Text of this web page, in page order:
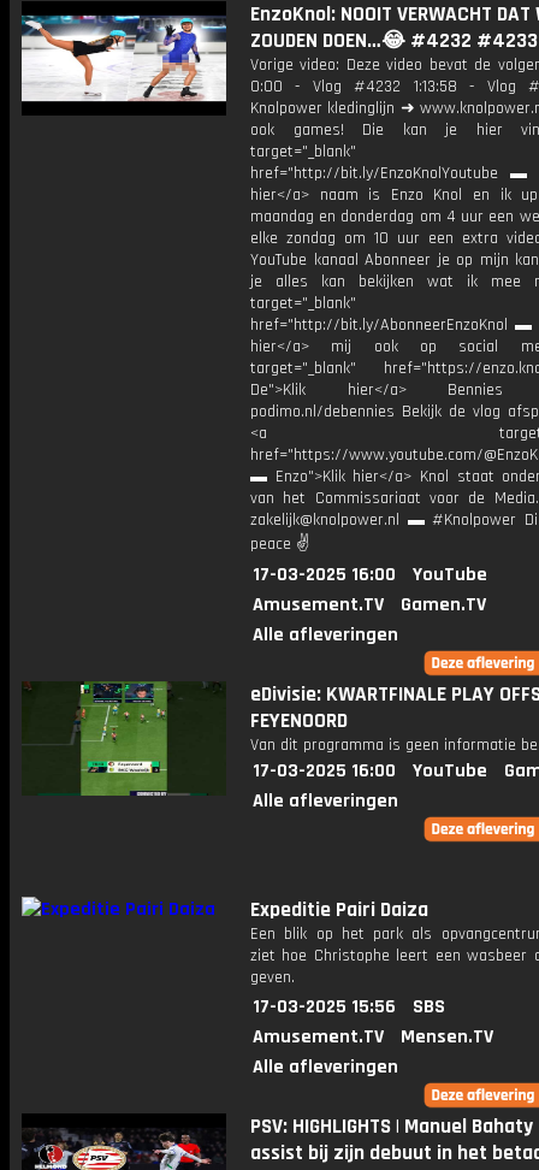
EnzoKnol: NOOIT VERWACHT DAT
ZOUDEN DOEN…😂 #4232 #4233
Vorige video: Deze video bevat de
0:00 - Vlog #4232 1:13:58 - Vlog
Knolpower kledinglijn ➜
ook games! Die kan je hier
target="_blank"
href="http://bit.ly/EnzoKnolYoutube ▬
hier</a> naam is Enzo Knol en ik
maandag en donderdag om 4 uur een
elke zondag om 10 uur een extra
YouTube kanaal Abonneer je op mijn
je alles kan bekijken wat ik mee
target="_blank"
href="http://bit.ly/AbonneerEnzoKnol ▬
hier</a> mij ook op social
target="_blank" href="https://
De">Klik hier</a> Bennies
podimo.nl/debennies Bekijk de vlog
<a
href="https://www.youtube.com/
▬ Enzo">Klik hier</a> Knol staat
van het Commissariaat voor de
zakelijk@knolpower.nl ▬ #Knolpower
peace ✌
17-03-2025 16:00
YouTube
Amusement.TV
Gamen.TV
Alle afleveringen
eDivisie: KWARTFINALE PLAY
FEYENOORD
Van dit programma is geen informatie
17-03-2025 16:00 YouTube
Alle afleveringen
Expeditie Pairi Daiza
Een blik op het park als
ziet hoe Christophe leert een wasbeer
geven.
17-03-2025 15:56
SBS
Amusement.TV
Mensen.TV
Alle afleveringen
PSV: HIGHLIGHTS | Manuel
assist bij zijn debuut in het